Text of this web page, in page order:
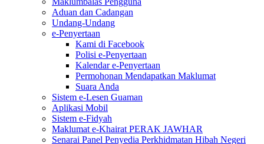
Aduan dan Cadangan
Undang-Undang
e-Penyertaan
Kami di Facebook
Polisi e-Penyertaan
Kalendar e-Penyertaan
Permohonan Mendapatkan Maklumat
Suara Anda
Sistem e-Lesen Guaman
Aplikasi Mobil
Sistem e-Fidyah
Maklumat e-Khairat PERAK JAWHAR
Senarai Panel Penyedia Perkhidmatan Hibah Negeri